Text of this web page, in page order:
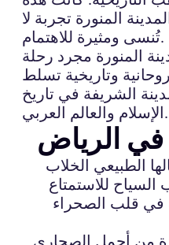
المنورة تجربة لا
تُنسى ومثيرة للاهتمام.
المنورة مجرد رحلة
وتاريخية تسلط
الشريفة في تاريخ
الإسلام والعالم العربي.
في الرياض
الطبيعي الخلاب
السياح للاستمتاع
في قلب الصحراء
من أجمل الصحارى